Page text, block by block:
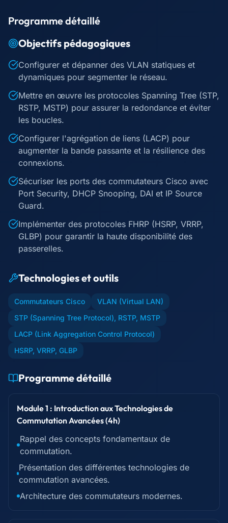
Programme détaillé
Objectifs pédagogiques
Configurer et dépanner des VLAN statiques et
dynamiques pour segmenter le réseau.
Mettre en œuvre les protocoles Spanning Tree (STP,
RSTP, MSTP) pour assurer la redondance et éviter
les boucles.
Configurer l'agrégation de liens (LACP) pour
augmenter la bande passante et la résilience des
connexions.
Sécuriser les ports des commutateurs Cisco avec
Port Security, DHCP Snooping, DAI et IP Source
Guard.
Implémenter des protocoles FHRP (HSRP, VRRP,
GLBP) pour garantir la haute disponibilité des
passerelles.
Technologies et outils
Commutateurs Cisco
VLAN (Virtual LAN)
STP (Spanning Tree Protocol), RSTP, MSTP
LACP (Link Aggregation Control Protocol)
HSRP, VRRP, GLBP
Programme détaillé
Module 1 : Introduction aux Technologies de
Commutation Avancées (4h)
Rappel des concepts fondamentaux de
commutation.
Présentation des différentes technologies de
commutation avancées.
Architecture des commutateurs modernes.